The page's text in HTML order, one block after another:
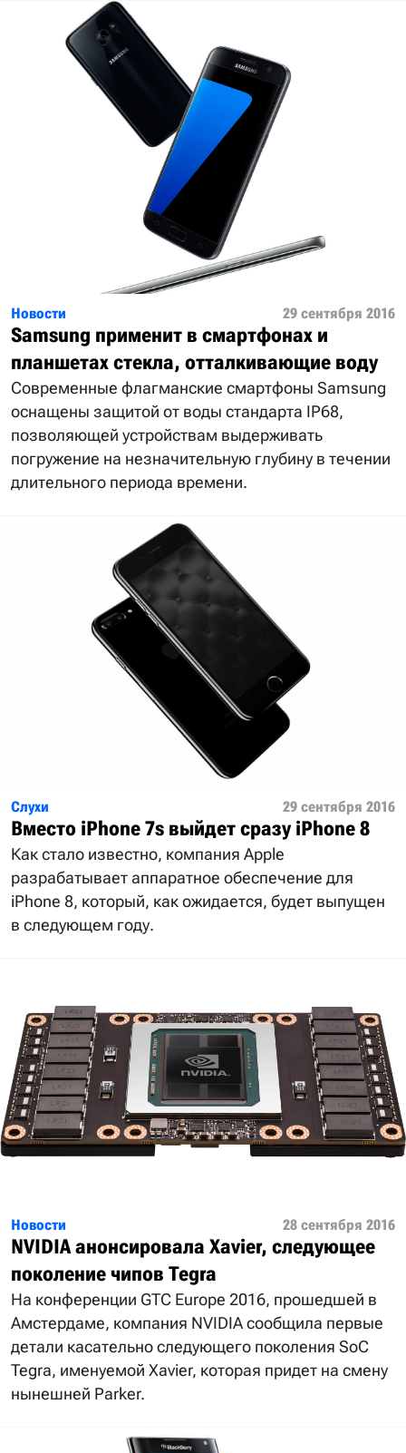
Новости 29 сентября 2016
Samsung применит в смартфонах и
планшетах стекла, отталкивающие воду
Современные флагманские смартфоны Samsung
оснащены защитой от воды стандарта IP68,
позволяющей устройствам выдерживать
погружение на незначительную глубину в течении
длительного периода времени.
Слухи 29 сентября 2016
Вместо iPhone 7s выйдет сразу iPhone 8
Как стало известно, компания Apple
разрабатывает аппаратное обеспечение для
iPhone 8, который, как ожидается, будет выпущен
в следующем году.
Новости 28 сентября 2016
NVIDIA анонсировала Xavier, следующее
поколение чипов Tegra
На конференции GTC Europe 2016, прошедшей в
Амстердаме, компания NVIDIA сообщила первые
детали касательно следующего поколения SoC
Tegra, именуемой Xavier, которая придет на смену
нынешней Parker.